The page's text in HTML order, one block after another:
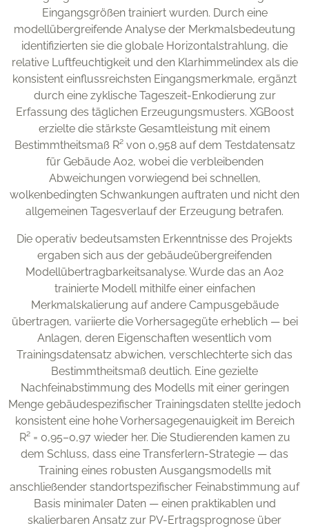
Eingangsgrößen trainiert wurden. Durch eine
modellübergreifende Analyse der Merkmalsbedeutung
identifizierten sie die globale Horizontalstrahlung, die
relative Luftfeuchtigkeit und den Klarhimmelindex als die
konsistent einflussreichsten Eingangsmerkmale, ergänzt
durch eine zyklische Tageszeit-Enkodierung zur
Erfassung des täglichen Erzeugungsmusters. XGBoost
erzielte die stärkste Gesamtleistung mit einem
Bestimmtheitsmaß R² von 0,958 auf dem Testdatensatz
für Gebäude A02, wobei die verbleibenden
Abweichungen vorwiegend bei schnellen,
wolkenbedingten Schwankungen auftraten und nicht den
allgemeinen Tagesverlauf der Erzeugung betrafen.
Die operativ bedeutsamsten Erkenntnisse des Projekts
ergaben sich aus der gebäudeübergreifenden
Modellübertragbarkeitsanalyse. Wurde das an A02
trainierte Modell mithilfe einer einfachen
Merkmalskalierung auf andere Campusgebäude
übertragen, variierte die Vorhersagegüte erheblich — bei
Anlagen, deren Eigenschaften wesentlich vom
Trainingsdatensatz abwichen, verschlechterte sich das
Bestimmtheitsmaß deutlich. Eine gezielte
Nachfeinabstimmung des Modells mit einer geringen
Menge gebäudespezifischer Trainingsdaten stellte jedoch
konsistent eine hohe Vorhersagegenauigkeit im Bereich
R² = 0,95–0,97 wieder her. Die Studierenden kamen zu
dem Schluss, dass eine Transferlern-Strategie — das
Training eines robusten Ausgangsmodells mit
anschließender standortspezifischer Feinabstimmung auf
Basis minimaler Daten — einen praktikablen und
skalierbaren Ansatz zur PV-Ertragsprognose über